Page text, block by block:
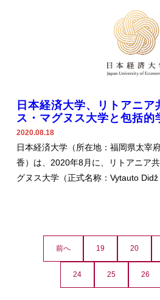
日本経済大学、リトアニア
ス・マグヌス大学と包括的
2020.08.18
日本経済大学（所在地：福岡県太宰
香）は、2020年8月に、リトアニア
グヌス大学（正式名称：Vytauto Didž
前へ 19 20
24 25 26